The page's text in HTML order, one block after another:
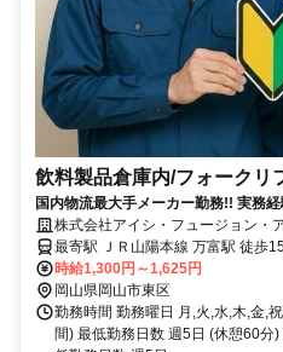
飲料製品倉庫内/フォークリ
国内物流最大手メーカー勤務!! 実務
許を活かせるお仕事!!
株式会社アイシ・フュージョン・
最寄駅 ＪＲ山陽本線 万富駅 徒歩
時給1,300円～1,625円
岡山県岡山市東区
勤務時間 勤務曜日 月,火,水,木,金,
間) 最低勤務日数 週5日 (休憩60